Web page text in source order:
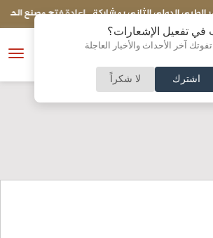
في تفعيل الإشعارات؟
آخر الأحداث والأخبار العاجلة
اشترك لا شكراً
مصنع الحديد في الهاشمية
فتح
رئيس التحرير
النسخة الكاملة